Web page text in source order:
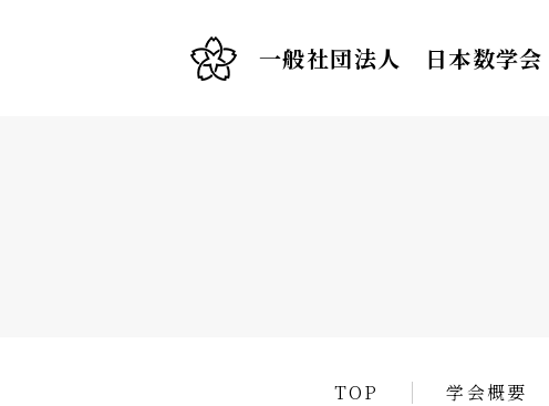
一般社団法人 日本数学会
TOP 学会概要